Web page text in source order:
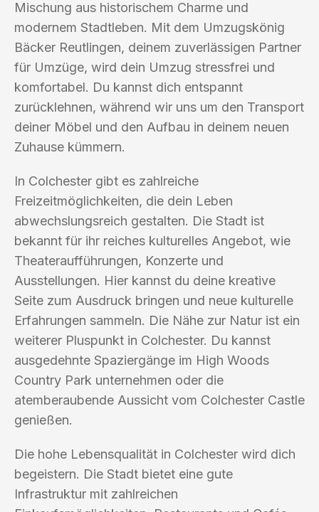
Mischung aus historischem Charme und
modernem Stadtleben. Mit dem Umzugskönig
Bäcker Reutlingen, deinem zuverlässigen Partner
für Umzüge, wird dein Umzug stressfrei und
komfortabel. Du kannst dich entspannt
zurücklehnen, während wir uns um den Transport
deiner Möbel und den Aufbau in deinem neuen
Zuhause kümmern.
In Colchester gibt es zahlreiche
Freizeitmöglichkeiten, die dein Leben
abwechslungsreich gestalten. Die Stadt ist
bekannt für ihr reiches kulturelles Angebot, wie
Theateraufführungen, Konzerte und
Ausstellungen. Hier kannst du deine kreative
Seite zum Ausdruck bringen und neue kulturelle
Erfahrungen sammeln. Die Nähe zur Natur ist ein
weiterer Pluspunkt in Colchester. Du kannst
ausgedehnte Spaziergänge im High Woods
Country Park unternehmen oder die
atemberaubende Aussicht vom Colchester Castle
genießen.
Die hohe Lebensqualität in Colchester wird dich
begeistern. Die Stadt bietet eine gute
Infrastruktur mit zahlreichen